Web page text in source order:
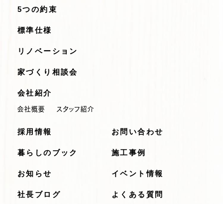
5つの約束
標準仕様
リノベーション
家づくり相談会
会社紹介
会社概要 スタッフ紹介
採用情報 お問い合わせ
暮らしのブック 施工事例
お知らせ
社長ブログ
イベント情報
よくある質問